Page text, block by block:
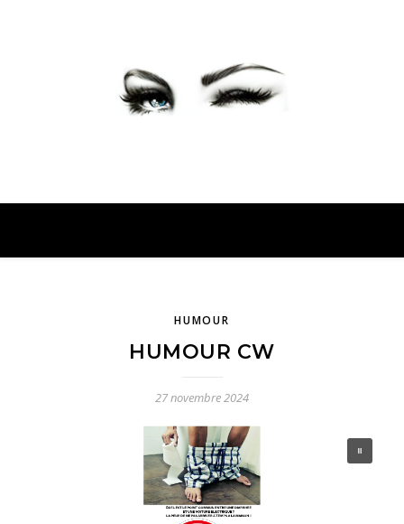
HUMOUR
HUMOUR CW
27 novembre 2024